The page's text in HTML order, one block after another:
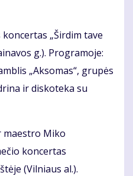
„Širdim tave
g.). Programoje:
„Aksomas“, grupės
ir diskoteka su
maestro Miko
koncertas
(Vilniaus al.).